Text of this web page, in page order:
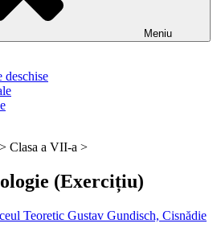
Meniu
deschise
Clasa a VII-a >
(Exercițiu)
Teoretic Gustav Gundisch, Cisnădie